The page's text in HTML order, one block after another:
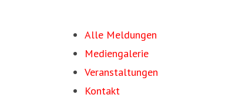
Alle Meldungen
Mediengalerie
Veranstaltungen
Kontakt